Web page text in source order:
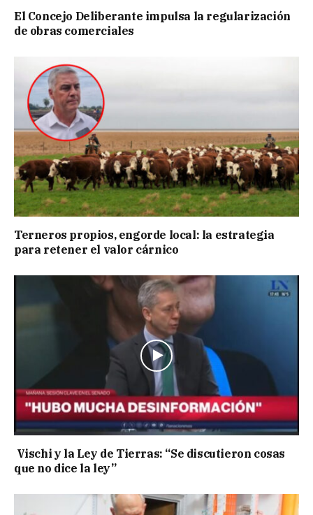
El Concejo Deliberante impulsa la regularización
de obras comerciales
Terneros propios, engorde local: la estrategia
para retener el valor cárnico
Vischi y la Ley de Tierras: “Se discutieron cosas
que no dice la ley”